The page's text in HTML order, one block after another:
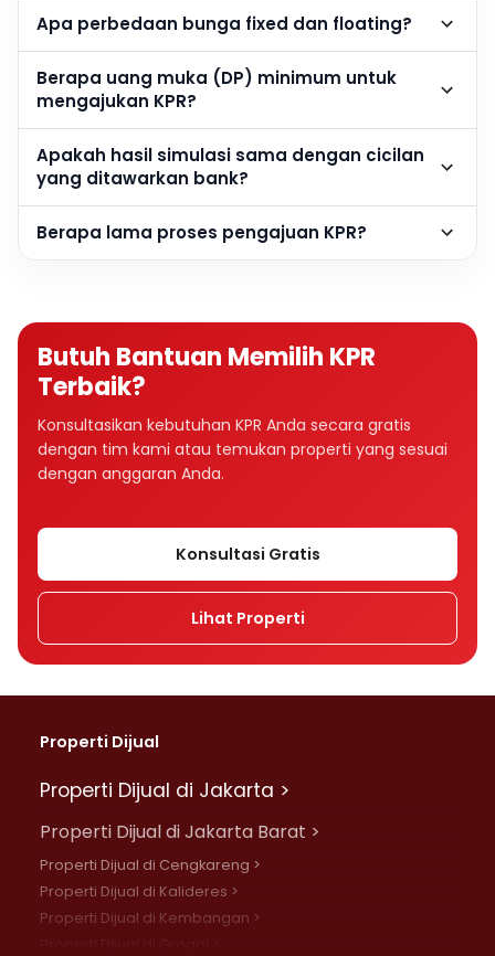
Apa perbedaan bunga fixed dan floating?
Berapa uang muka (DP) minimum untuk
mengajukan KPR?
Apakah hasil simulasi sama dengan cicilan
yang ditawarkan bank?
Berapa lama proses pengajuan KPR?
Butuh Bantuan Memilih KPR
Terbaik?
Konsultasikan kebutuhan KPR Anda secara gratis
dengan tim kami atau temukan properti yang sesuai
dengan anggaran Anda.
Konsultasi Gratis
Lihat Properti
Properti Dijual
Properti Dijual di Jakarta >
Properti Dijual di Jakarta Barat >
Properti Dijual di Cengkareng >
Properti Dijual di Kalideres >
Properti Dijual di Kembangan >